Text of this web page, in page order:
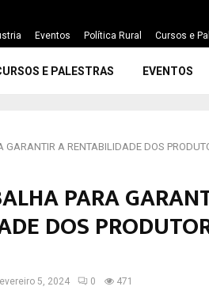
Eventos Política Rural Cursos e
E PALESTRAS EVENTOS
GARANTIR A RENTABILIDADE DOS
PARA
DOS
5, 2024 0 471